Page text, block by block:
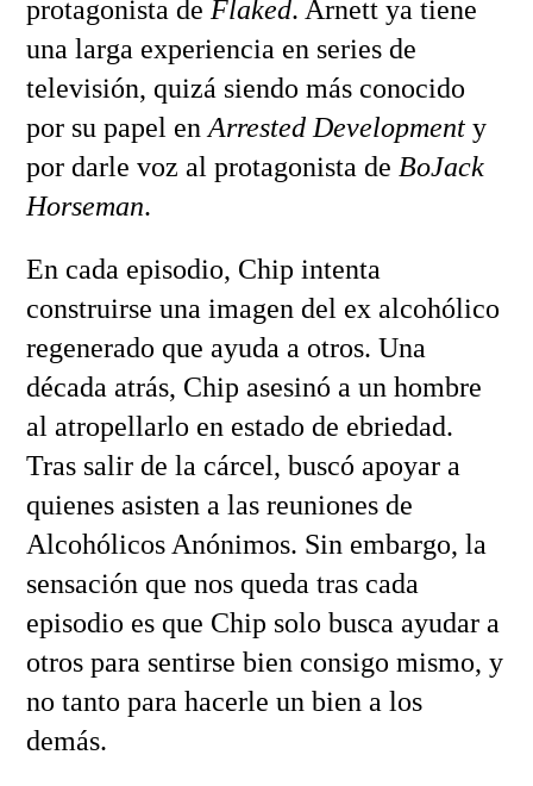
protagonista de Flaked. Arnett ya tiene
una larga experiencia en series de
televisión, quizá siendo más conocido
por su papel en Arrested Developmenty
por darle voz al protagonista de BoJack
Horseman.
En cada episodio, Chip intenta
construirse una imagen del ex alcohólico
regenerado que ayuda a otros. Una
década atrás, Chip asesinó a un hombre
al atropellarlo en estado de ebriedad.
Tras salir de la cárcel, buscó apoyar a
quienes asisten a las reuniones de
Alcohólicos Anónimos. Sin embargo, la
sensación que nos queda tras cada
episodio es que Chip solo busca ayudar a
otros para sentirse bien consigo mismo, y
no tanto para hacerle un bien a los
demás.